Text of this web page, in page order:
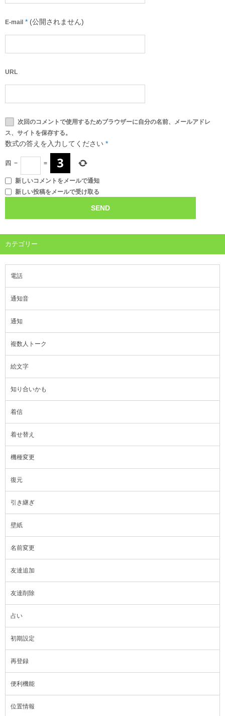
E-mail * (公開されません)
URL
次回のコメントで使用するためブラウザーに自分の名前、メールアドレ
ス、サイトを保存する。
数式の答えを入力してください *
四 − =
新しいコメントをメールで通知
新しい投稿をメールで受け取る
カテゴリー
電話
通知音
通知
複数人トーク
絵文字
知り合いかも
着信
着せ替え
機種変更
復元
引き継ぎ
壁紙
名前変更
友達追加
友達削除
占い
初期設定
再登録
便利機能
位置情報